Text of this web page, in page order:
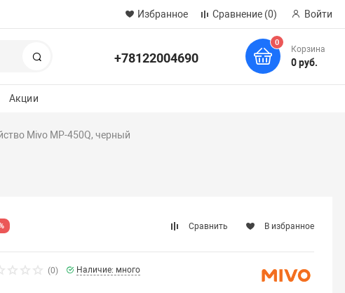
Избранное Сравнение (0) Войти
+78122004690
0
Корзина
0 руб.
Акции
Mivo MP-450Q, черный
Сравнить В избранное
(0) Наличие: много